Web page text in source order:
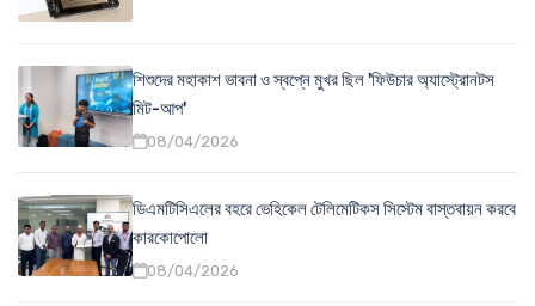
শিশুদের মহাকাশ ভাবনা ও স্বপ্নে মুখর ছিল 'ফিউচার অ্যাস্ট্রোনটস
মিট-আপ'
08/04/2026
ডিএমটিসিএলের বহরে ভেহিকেল টেলিমেটিকস সিস্টেম বাস্তবায়ন করবে
কারকোপোলো
08/04/2026